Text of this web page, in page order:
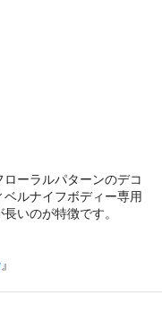
ーラルパターンのデコ
ルナイフボディー専用
いのが特徴です。
』